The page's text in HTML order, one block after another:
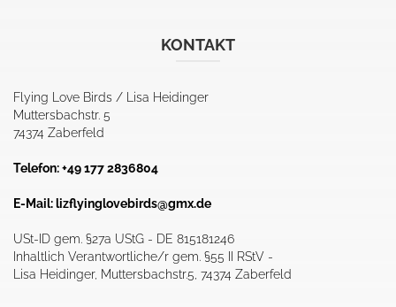
KONTAKT
Flying Love Birds / Lisa Heidinger
Muttersbachstr. 5
74374 Zaberfeld
Telefon: +49 177 2836804
E-Mail: lizflyinglovebirds@gmx.de
USt-ID gem. §27a UStG - DE 815181246
Inhaltlich Verantwortliche/r gem. §55 II RStV -
Lisa Heidinger, Muttersbachstr.5, 74374 Zaberfeld